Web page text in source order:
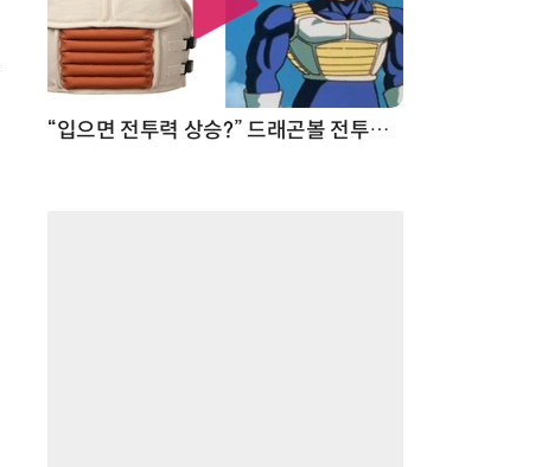
“입으면 전투력 상승?” 드래곤볼 전투복 닮은 중량조끼